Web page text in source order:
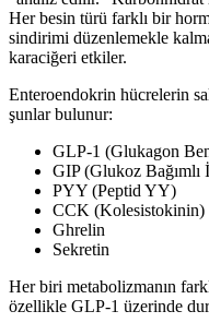
Her besin türü farklı bir
sindirimi düzenlemekle
karaciğeri etkiler.
Enteroendokrin hücrelerin
şunlar bulunur:
GLP-1 (Glukagon
GIP (Glukoz
PYY (Peptid YY)
CCK (Kolesistokinin)
Ghrelin
Sekretin
Her biri metabolizmanın
özellikle GLP-1 üzerinde